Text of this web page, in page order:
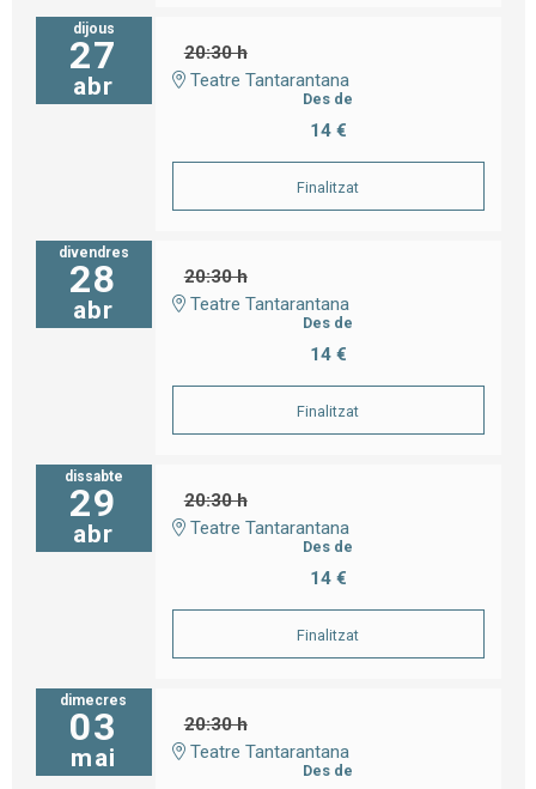
dijous
27
abr
20:30 h
Teatre Tantarantana
Des de
14 €
Finalitzat
divendres
28
abr
20:30 h
Teatre Tantarantana
Des de
14 €
Finalitzat
dissabte
29
abr
20:30 h
Teatre Tantarantana
Des de
14 €
Finalitzat
dimecres
03
mai
20:30 h
Teatre Tantarantana
Des de